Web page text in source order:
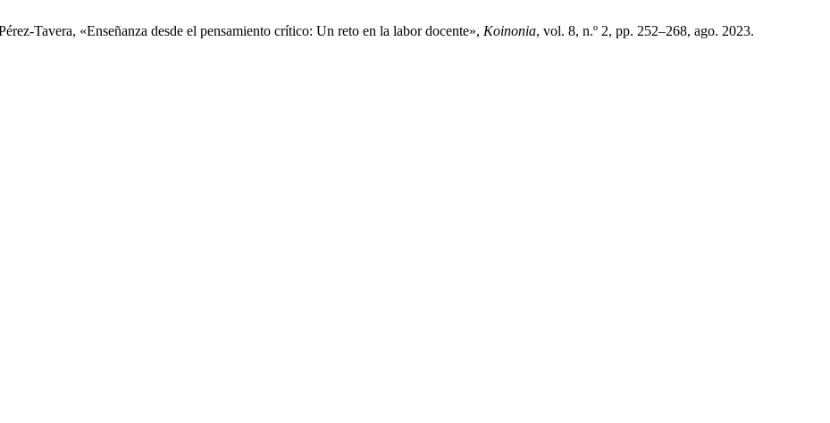
Tavera, «Enseñanza desde el pensamiento crítico: Un reto en la labor docente», Koinonia, vol. 8, n.º 2, pp. 252–268, ago. 2023.